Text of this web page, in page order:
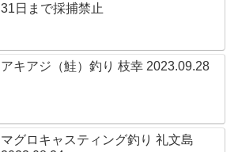
31日まで採捕禁止
アキアジ（鮭）釣り 枝幸 2023.09.28
マグロキャスティング釣り 礼文島